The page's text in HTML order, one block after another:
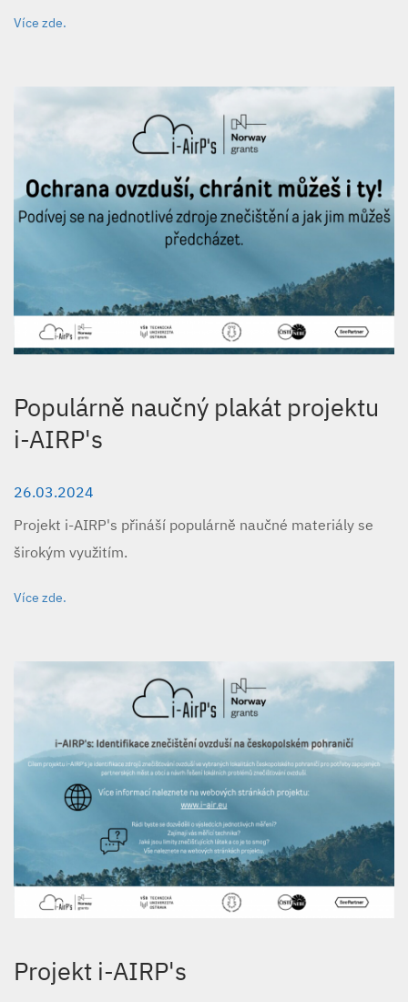
Více zde.
Populárně naučný plakát projektu
i-AIRP's
26.03.2024
Projekt i-AIRP's přináší populárně naučné materiály se
širokým využitím.
Více zde.
Projekt i-AIRP's